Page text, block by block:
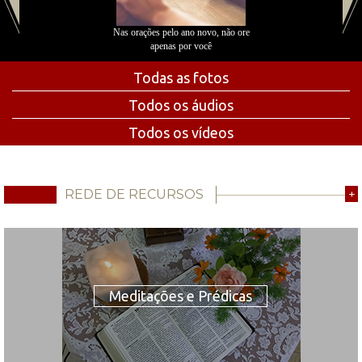
Nas orações pelo ano novo, não ore
apenas por você
Todas as fotos
Todos os áudios
Todos os vídeos
REDE DE RECURSOS +
Meditações e Prédicas